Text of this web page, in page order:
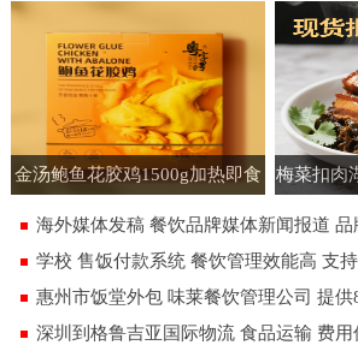
金汤鲍鱼花胶鸡1500g加热即食
速食半成品预制菜批发花胶鸡大
盆菜
梅菜扣肉
用批发虎
学校 售饭付款系统 餐饮管理效能高 支
深圳到格鲁吉亚国际物流 食品运输 费用